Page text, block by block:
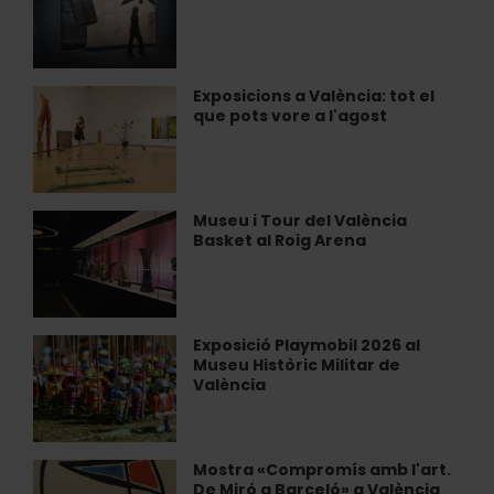
València
Exposicions a València: tot el
que pots vore a l'agost
Exposicions
a
València:
tot
el
que
pots
Museu i Tour del València
Basket al Roig Arena
Museu
València
Basket
al
Roig
Arena
Exposició Playmobil 2026 al
Museu Històric Militar de
València
Exposició
Playmobil
2026
al
Museu
Històric
Mostra «Compromís amb l'art.
Mostra